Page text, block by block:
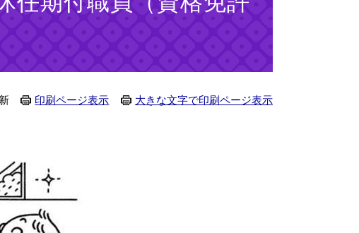
印刷ページ表示 大きな文字で印刷ページ表示